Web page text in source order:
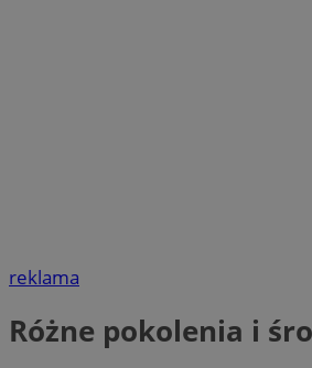
reklama
Różne pokolenia i